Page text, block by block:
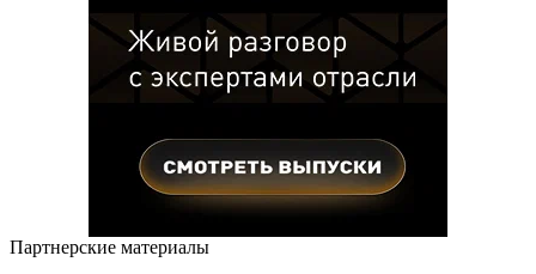
Партнерские материалы